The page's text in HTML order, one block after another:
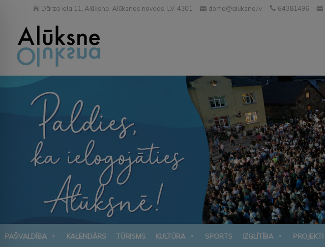
Dārza iela 11, Alūksne, Alūksnes novads, LV-4301 dome@aluksne.lv 64381496
PAŠVALDĪBA KALENDĀRS TŪRISMS KULTŪRA SPORTS IZGLĪTĪBA PROJEKTI